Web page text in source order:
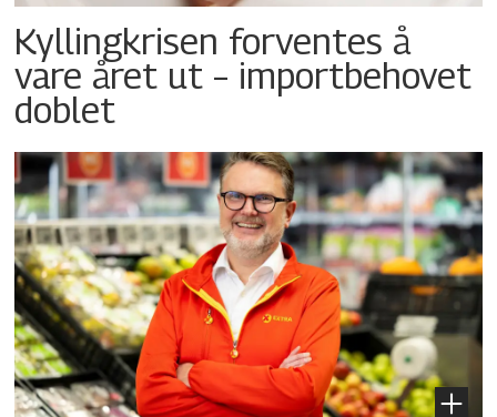
Kyllingkrisen forventes å
vare året ut – importbehovet
doblet